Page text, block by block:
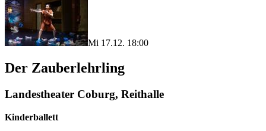
Mi 17.12. 18:00
Der Zauberlehrling
Landestheater Coburg, Reithalle
Kinderballett